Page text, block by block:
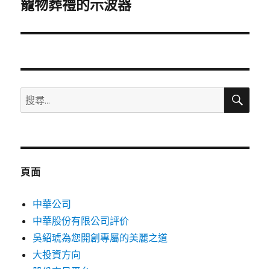
文
寵物葬禮的示波器
搜
尋
鍵
搜
頁面
中華公司
中華股份有限公司評价
吳紹琥為您開創專屬的美麗之道
大投資方向